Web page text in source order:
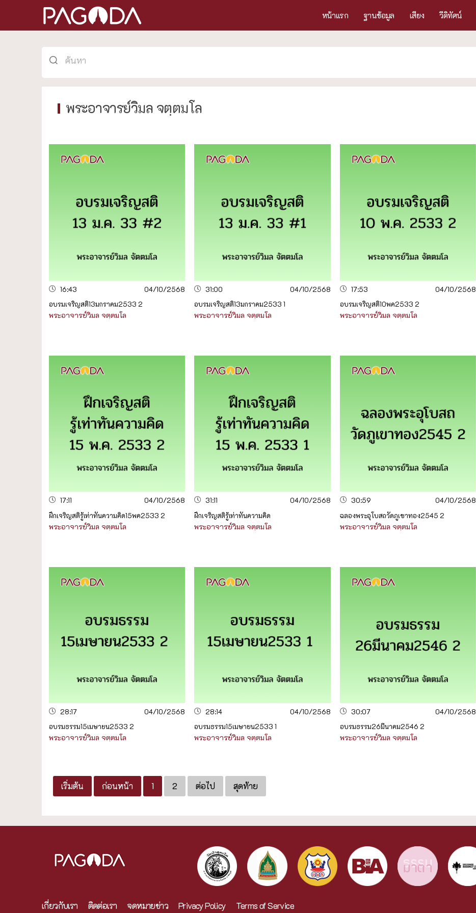
หน้าแรก ฐานข้อมูล เสียง วีดิทัศน์
พระอาจารย์วิมล จตฺตมโล
16:43
04/10/2568
อบรมเจริญสติ13มกราคม2533 2
พระอาจารย์วิมล จตฺตมโล
31:00
04/10/2568
อบรมเจริญสติ13มกราคม2533 1
พระอาจารย์วิมล จตฺตมโล
17:53
04/10/2568
อบรมเจริญสติ10พค2533 2
พระอาจารย์วิมล จตฺตมโล
17:11
04/10/2568
ฝึกเจริญสติรู้เท่าทันความคิด15พค2533 2
พระอาจารย์วิมล จตฺตมโล
31:11
04/10/2568
ฝึกเจริญสติรู้เท่าทันความคิด
พระอาจารย์วิมล จตฺตมโล
30:59
04/10/2568
ฉลองพระอุโบสถวัดภูเขาทอง2545 2
พระอาจารย์วิมล จตฺตมโล
28:17
04/10/2568
อบรมธรรม15เมษายน2533 2
พระอาจารย์วิมล จตฺตมโล
28:14
04/10/2568
อบรมธรรม15เมษายน2533 1
พระอาจารย์วิมล จตฺตมโล
30:07
04/10/2568
อบรมธรรม26มีนาคม2546 2
พระอาจารย์วิมล จตฺตมโล
เริ่มต้น ก่อนหน้า 1 2 ต่อไป สุดท้าย
เกี่ยวกับเรา ติดต่อเรา จดหมายข่าว Privacy Policy Terms of Service